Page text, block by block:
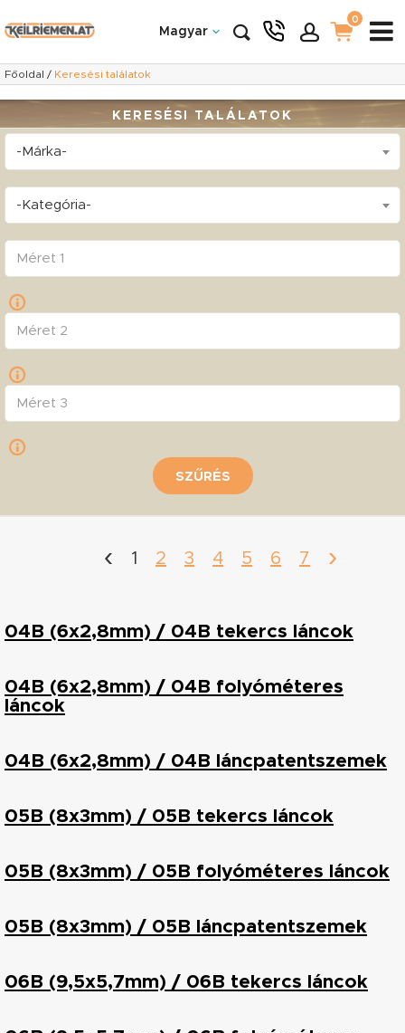
Magyar
0
Főoldal / Keresési találatok
KERESÉSI TALÁLATOK
-Márka-
-Kategória-
SZŰRÉS
‹ 1 2 3 4 5 6 7 ›
04B (6x2,8mm) / 04B tekercs láncok
04B (6x2,8mm) / 04B folyóméteres
láncok
04B (6x2,8mm) / 04B láncpatentszemek
05B (8x3mm) / 05B tekercs láncok
05B (8x3mm) / 05B folyóméteres láncok
05B (8x3mm) / 05B láncpatentszemek
06B (9,5x5,7mm) / 06B tekercs láncok